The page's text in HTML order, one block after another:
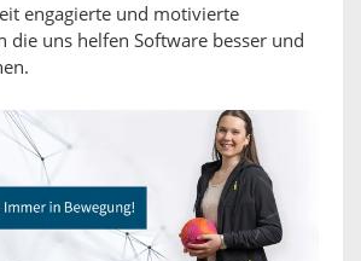
engagierte und motivierte
die uns helfen Software besser und